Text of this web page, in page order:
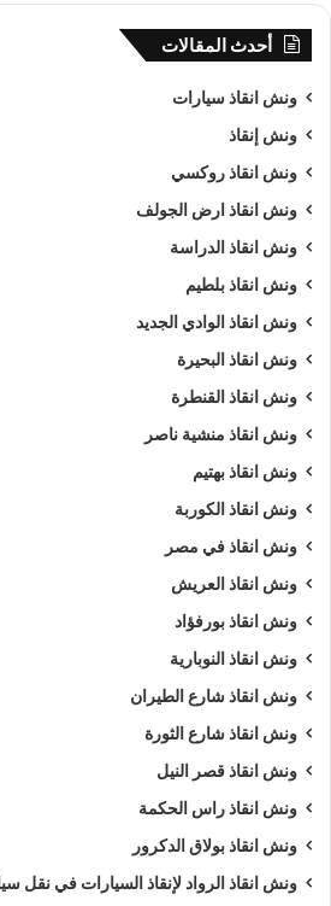
أحدث المقالات
ونش انقاذ سيارات
ونش إنقاذ
ونش انقاذ روكسي
ونش انقاذ ارض الجولف
ونش انقاذ الدراسة
ونش انقاذ بلطيم
ونش انقاذ الوادي الجديد
ونش انقاذ البحيرة
ونش انقاذ القنطرة
ونش انقاذ منشية ناصر
ونش انقاذ بهتيم
ونش انقاذ الكوربة
ونش انقاذ في مصر
ونش انقاذ العريش
ونش انقاذ بورفؤاد
ونش انقاذ النوبارية
ونش انقاذ شارع الطيران
ونش انقاذ شارع الثورة
ونش انقاذ قصر النيل
ونش انقاذ راس الحكمة
ونش انقاذ بولاق الدكرور
ونش انقاذ الرواد لإنقاذ السيارات في نقل